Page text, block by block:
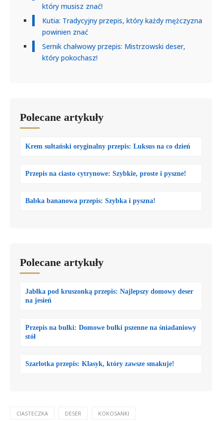
który musisz znać!
Kutia: Tradycyjny przepis, który każdy mężczyzna
powinien znać
Sernik chałwowy przepis: Mistrzowski deser,
który pokochasz!
Polecane artykuły
Krem sułtański oryginalny przepis: Luksus na co dzień
Przepis na ciasto cytrynowe: Szybkie, proste i pyszne!
Babka bananowa przepis: Szybka i pyszna!
Polecane artykuły
Jabłka pod kruszonką przepis: Najlepszy domowy deser
na jesień
Przepis na bułki: Domowe bułki pszenne na śniadaniowy
stół
Szarlotka przepis: Klasyk, który zawsze smakuje!
CIASTECZKA DESER KOKOSANKI